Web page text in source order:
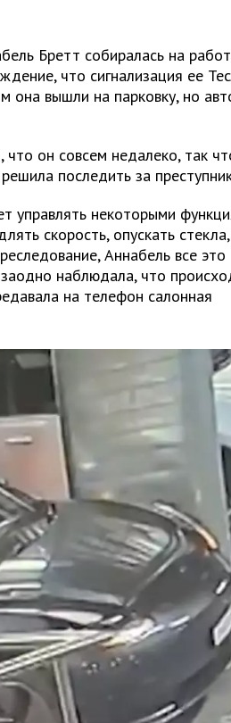
Бретт собиралась на
что сигнализация ее
она вышли на парковку, но
он совсем недалеко, так
последить за
управлять некоторыми
скорость, опускать
Аннабель все это
наблюдала, что
на телефон салонная